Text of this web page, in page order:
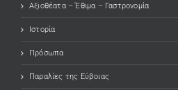
Αξιοθέατα – Έθιμα – Γαστρονομία
Ιστορία
Πρόσωπα
Παραλίες της Εύβοιας